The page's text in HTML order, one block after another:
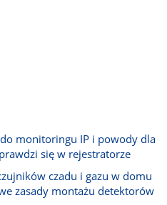
monitoringu IP i powody dla
się w rejestratorze
czadu i gazu w domu
zasady montażu detektorów